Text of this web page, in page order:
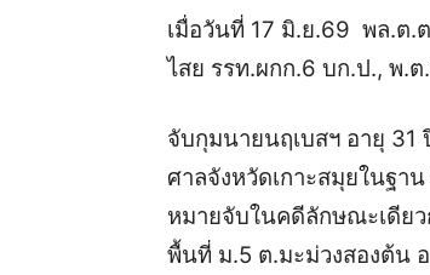
เมื่อวันที่ 17 มิ.ย.69 พล.ต
ไสย รรท.ผกก.6 บก.ป., พ.
จับกุมนายนฤเบสฯ อายุ
ศาลจังหวัดเกาะสมุยในฐา
หมายจับในคดีลักษณะเดีย
พื้นที่ ม.5 ต.มะม่วงสองต้น